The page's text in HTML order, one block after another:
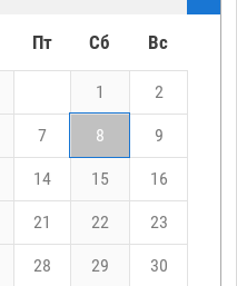
Пт Сб Вс
1 2
7 8 9
14 15 16
21 22 23
28 29 30